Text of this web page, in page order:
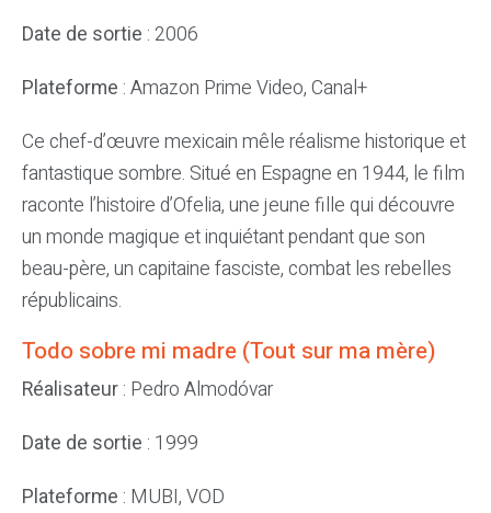
Date de sortie : 2006
Plateforme : Amazon Prime Video, Canal+
Ce chef-d’œuvre mexicain mêle réalisme historique et
fantastique sombre. Situé en Espagne en 1944, le film
raconte l’histoire d’Ofelia, une jeune fille qui découvre
un monde magique et inquiétant pendant que son
beau-père, un capitaine fasciste, combat les rebelles
républicains.
Todo sobre mi madre (Tout sur ma mère)
Réalisateur : Pedro Almodóvar
Date de sortie : 1999
Plateforme : MUBI, VOD